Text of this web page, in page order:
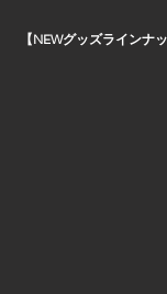
【NEWグッズラインナッ